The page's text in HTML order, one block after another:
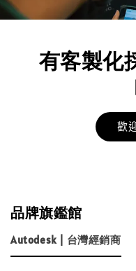
有客製化
歡
品牌旗鑑館
Autodesk | 台灣經銷商